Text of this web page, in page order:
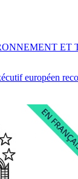
européen
ET